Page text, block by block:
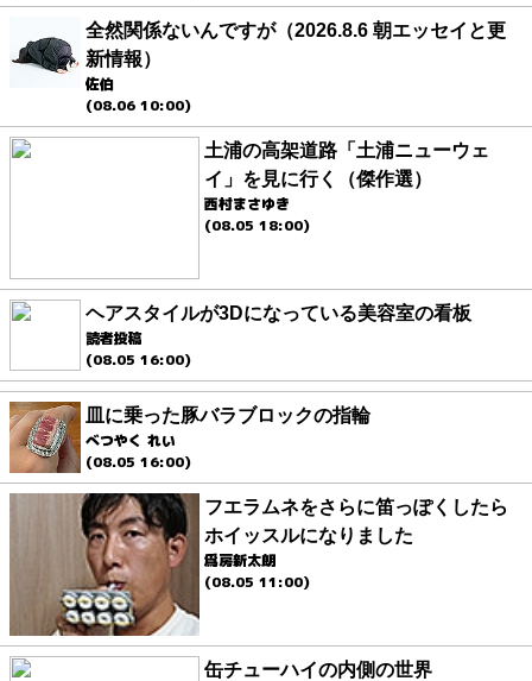
全然関係ないんですが（2026.8.6 朝エッセイと更
新情報）
佐伯
(08.06 10:00)
土浦の高架道路「土浦ニューウェ
イ」を見に行く（傑作選）
西村まさゆき
(08.05 18:00)
ヘアスタイルが3Dになっている美容室の看板
読者投稿
(08.05 16:00)
皿に乗った豚バラブロックの指輪
べつやく れい
(08.05 16:00)
フエラムネをさらに笛っぽくしたら
ホイッスルになりました
爲房新太朗
(08.05 11:00)
缶チューハイの内側の世界